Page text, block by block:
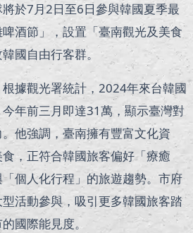
於7月2日至6日參與韓國夏季最
酒節」，設置「臺南觀光及美食
國自由行客群。
據觀光署統計，2024年來台韓國
年前三月即達31萬，顯示臺灣對
他強調，臺南擁有豐富文化資
，正符合韓國旅客偏好「療癒
個人化行程」的旅遊趨勢。市府
活動參與，吸引更多韓國旅客踏
國際能見度。